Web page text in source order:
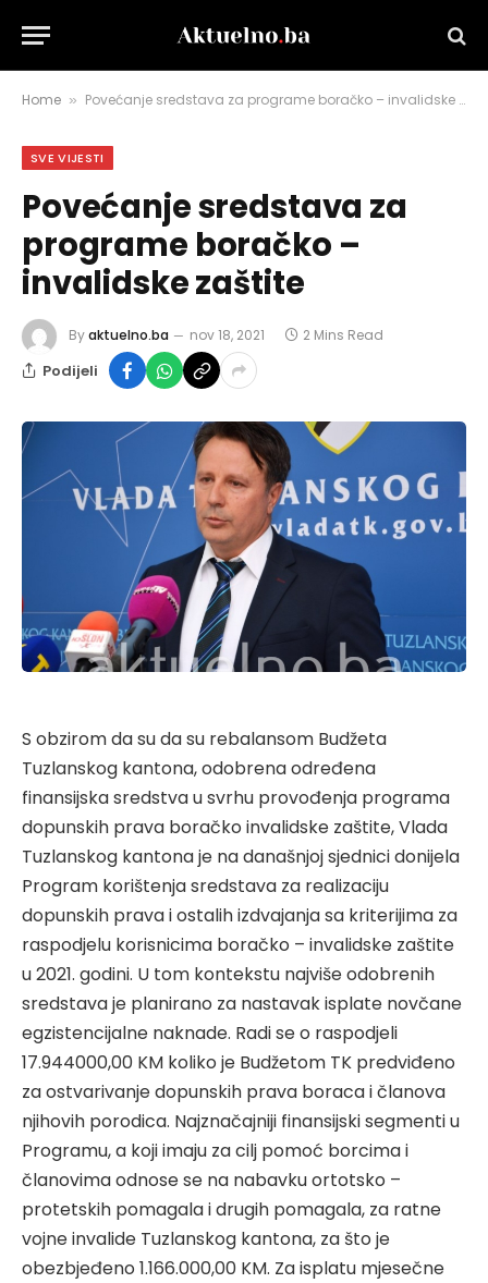
Home » Povećanje sredstava za programe boračko – invalidske zaštite
SVE VIJESTI
Povećanje sredstava za
programe boračko –
invalidske zaštite
Byaktuelno.ba nov 18, 2021 2 Mins Read
Podijeli
S obzirom da su da su rebalansom Budžeta
Tuzlanskog kantona, odobrena određena
finansijska sredstva u svrhu provođenja programa
dopunskih prava boračko invalidske zaštite, Vlada
Tuzlanskog kantona je na današnjoj sjednici donijela
Program korištenja sredstava za realizaciju
dopunskih prava i ostalih izdvajanja sa kriterijima za
raspodjelu korisnicima boračko – invalidske zaštite
u 2021. godini. U tom kontekstu najviše odobrenih
sredstava je planirano za nastavak isplate novčane
egzistencijalne naknade. Radi se o raspodjeli
17.944000,00 KM koliko je Budžetom TK predviđeno
za ostvarivanje dopunskih prava boraca i članova
njihovih porodica. Najznačajniji finansijski segmenti u
Programu, a koji imaju za cilj pomoć borcima i
članovima odnose se na nabavku ortotsko –
protetskih pomagala i drugih pomagala, za ratne
vojne invalide Tuzlanskog kantona, za što je
obezbjeđeno 1.166.000,00 KM. Za isplatu mjesečne